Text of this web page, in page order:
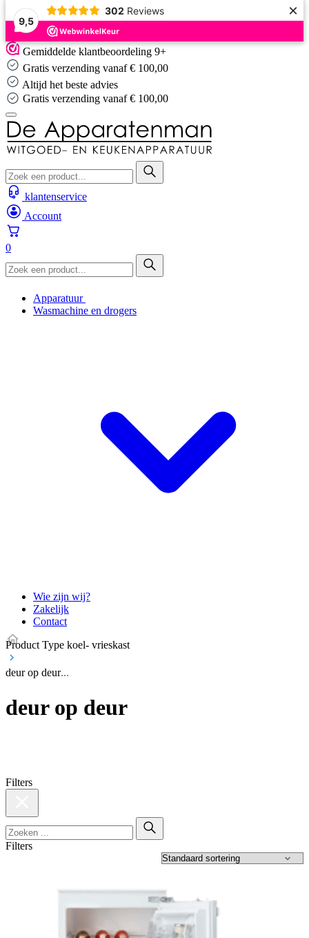
9,5
302 Reviews ×
Skip
to
content
Gemiddelde klantbeoordeling 9+
Gratis verzending vanaf € 100,00
Altijd het beste advies
Altijd het beste advies
klantenservice
Account
0
Apparatuur
Wasmachine en drogers
Wie zijn wij?
Zakelijk
Contact
Product Type koel- vrieskast
deur op deur
deur op deur
Filters
Filters